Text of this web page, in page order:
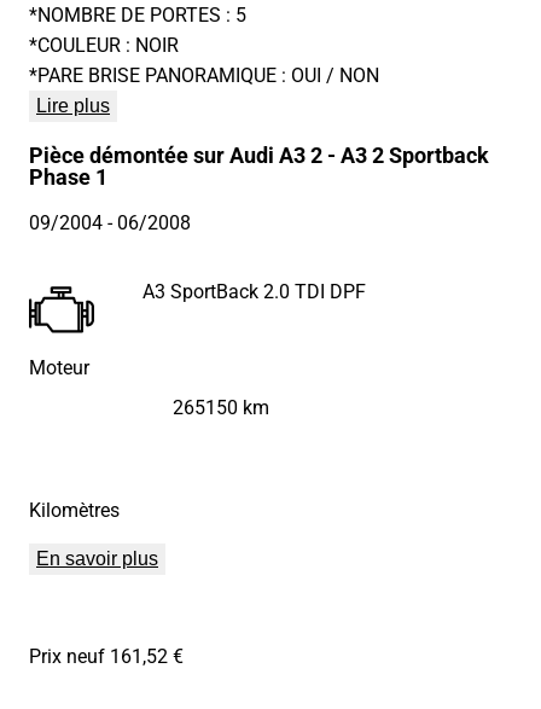
*NOMBRE DE PORTES : 5
*COULEUR : NOIR
*PARE BRISE PANORAMIQUE : OUI / NON
Lire plus
Pièce démontée sur Audi A3 2 - A3 2 Sportback
Phase 1
09/2004- 06/2008
Moteur
A3 SportBack 2.0 TDI DPF
Kilomètres
265150 km
En savoir plus
Prix neuf 161,52 €